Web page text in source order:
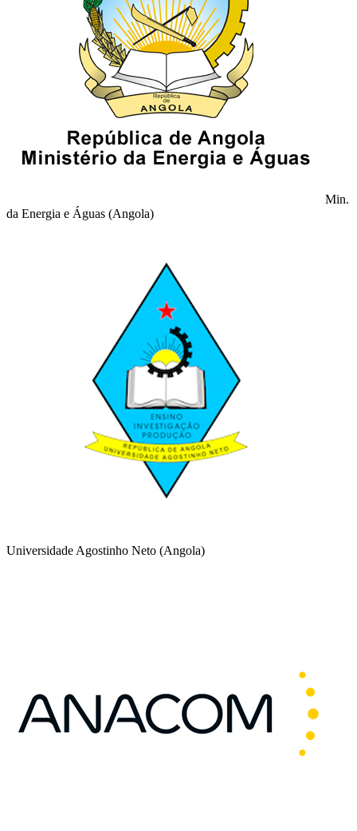
Min.
da Energia e Águas (Angola)
Universidade Agostinho Neto (Angola)